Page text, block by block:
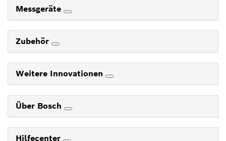
Messgeräte
Zubehör
Weitere Innovationen
Über Bosch
Hilfecenter